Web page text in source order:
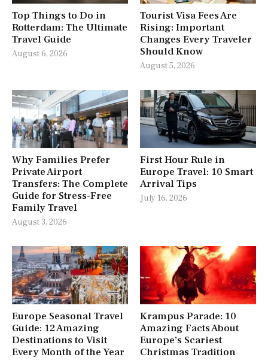
Top Things to Do in
Rotterdam: The Ultimate
Travel Guide
August 6, 2026
Tourist Visa Fees Are
Rising: Important
Changes Every Traveler
Should Know
August 5, 2026
Why Families Prefer
Private Airport
Transfers: The Complete
Guide for Stress-Free
Family Travel
August 3, 2026
First Hour Rule in
Europe Travel: 10 Smart
Arrival Tips
July 16, 2026
Europe Seasonal Travel
Guide: 12 Amazing
Destinations to Visit
Every Month of the Year
Krampus Parade: 10
Amazing Facts About
Europe’s Scariest
Christmas Tradition